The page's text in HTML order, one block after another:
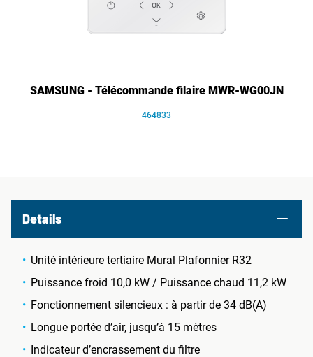
SAMSUNG - Télécommande filaire MWR-WG00JN
464833
Details
Unité intérieure tertiaire Mural Plafonnier R32
Puissance froid 10,0 kW / Puissance chaud 11,2 kW
Fonctionnement silencieux : à partir de 34 dB(A)
Longue portée d’air, jusqu’à 15 mètres
Indicateur d’encrassement du filtre